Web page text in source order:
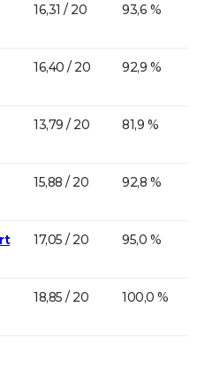
16,31 / 20 93,6 %
16,40 / 20 92,9 %
13,79 / 20 81,9 %
15,88 / 20 92,8 %
17,05 / 20 95,0 %
18,85 / 20 100,0 %